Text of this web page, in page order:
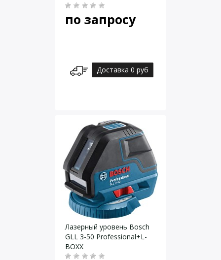
по запросу
Доставка 0 руб
Лазерный уровень Bosch
GLL 3-50 Professional+L-
BOXX